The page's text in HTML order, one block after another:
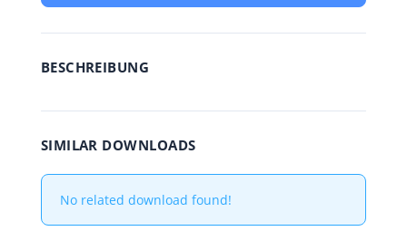
BESCHREIBUNG
SIMILAR DOWNLOADS
No related download found!